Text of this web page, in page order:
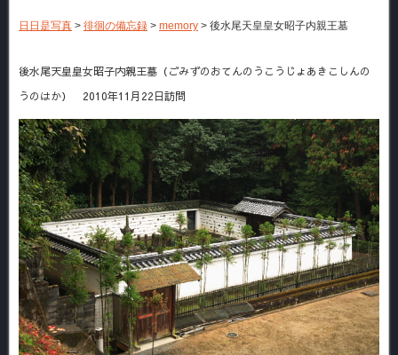
日日是写真 > 徘徊の備忘録 > memory > 後水尾天皇皇女昭子内親王墓
後水尾天皇皇女昭子内親王墓（ごみずのおてんのうこうじょあきこしんの
うのはか） 2010年11月22日訪問